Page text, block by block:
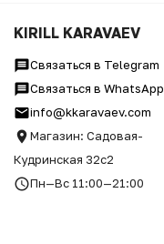
KIRILL KARAVAEV
Связаться в Telegram
Связаться в WhatsApp
info@kkaravaev.com
Магазин: Садовая-
Кудринская 32с2
Пн—Вс 11:00—21:00